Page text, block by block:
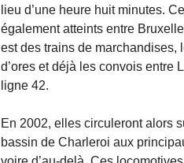
lieu d’une heure huit minutes.
également atteints entre
est des trains de marchandises,
d’ores et déjà les convois entre
ligne 42.
En 2002, elles circuleront alors
bassin de Charleroi aux